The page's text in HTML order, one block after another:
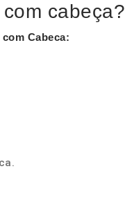
cabeça?
Cabeca: